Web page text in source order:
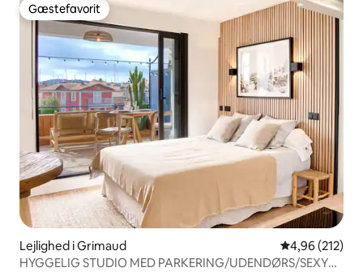
Gæstefavorit
Gæstefavorit
Lejlighed i Grimaud 4,96 ud af 5 i
4,96 (212)
HYGGELIG STUDIO MED PARKERING/UDENDØRS/SEXY